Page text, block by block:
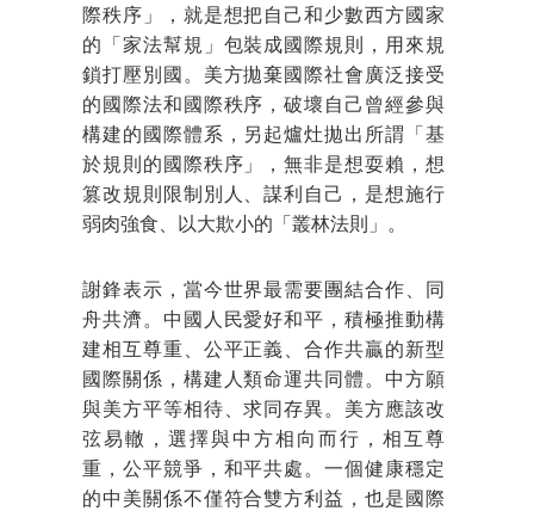
際秩序」，就是想把自己和少數西方國家
的「家法幫規」包裝成國際規則，用來規
鎖打壓別國。美方拋棄國際社會廣泛接受
的國際法和國際秩序，破壞自己曾經參與
構建的國際體系，另起爐灶拋出所謂「基
於規則的國際秩序」，無非是想耍賴，想
篡改規則限制別人、謀利自己，是想施行
弱肉強食、以大欺小的「叢林法則」。
謝鋒表示，當今世界最需要團結合作、同
舟共濟。中國人民愛好和平，積極推動構
建相互尊重、公平正義、合作共贏的新型
國際關係，構建人類命運共同體。中方願
與美方平等相待、求同存異。美方應該改
弦易轍，選擇與中方相向而行，相互尊
重，公平競爭，和平共處。一個健康穩定
的中美關係不僅符合雙方利益，也是國際